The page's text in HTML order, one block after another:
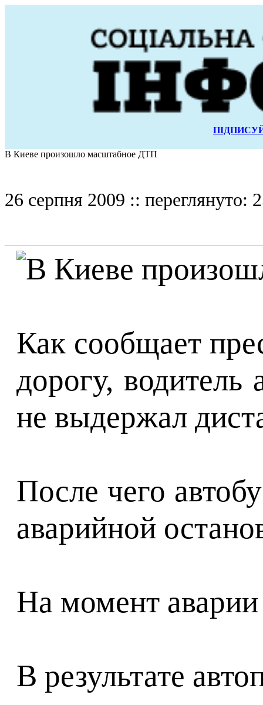
В Киеве произошло масштабное ДТП
26 серпня 2009 :: переглянуто:
Как сообщает
дорогу,
не выдержал
После чего
аварийной
На момент
В результате